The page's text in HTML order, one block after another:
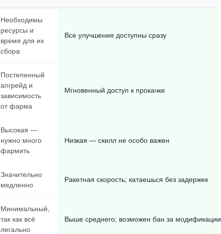
Необходимы
ресурсы и
время для их
сбора
Все улучшения доступны сразу
Постепенный
апгрейд и
зависимость
от фарма
Мгновенный доступ к прокачке
Высокая —
нужно много
фармить
Низкая — скилл не особо важен
Значительно
медленно
Ракетная скорость; катаешься без задержек
Минимальный,
так как всё
легально
Выше среднего; возможен бан за модификации